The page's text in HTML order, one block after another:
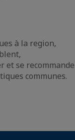
à la region,
et se
communes.